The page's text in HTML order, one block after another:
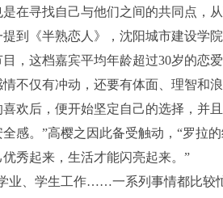
在寻找自己与他们之间的共同点，
《半熟恋人》，沈阳城市建设学院
，这档嘉宾平均年龄超过30岁的恋
不仅有冲动，还要有体面、理智和
喜欢后，便开始坚定自己的选择，并
感。”高樱之因此备受触动，“罗拉
秀起来，生活才能闪亮起来。”
、学生工作……一系列事情都比较忙